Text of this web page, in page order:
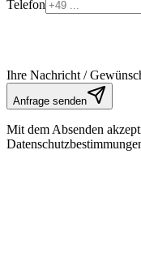
Telefon
Ihre Nachricht /
Anfrage senden
Mit dem Absenden